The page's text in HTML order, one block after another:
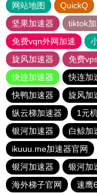
网站地图 QuickQ
坚果加速器
tiktok
免费vqn外网加速
旋风加速器
免费
快连加速器
快连加
快鸭加速器
旋风加
纵云梯加速器
1元
银河加速器
白鲸加
ikuuu.me加速器官网
银河加速器
银河加
海外梯子官网
速鹰